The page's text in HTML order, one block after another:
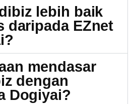
lebih baik
daripada EZnet
mendasar
dengan
Dogiyai?